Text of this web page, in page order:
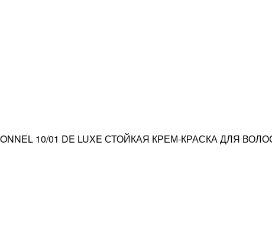
10/01 DE LUXE СТОЙКАЯ КРЕМ-КРАСКА ДЛЯ